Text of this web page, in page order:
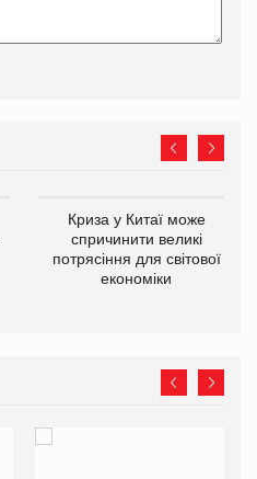
Криза у Китаї може
спричинити великі
потрясіння для світової
економіки